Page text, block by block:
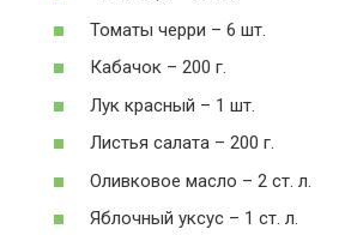
Томаты черри – 6 шт.
Кабачок – 200 г.
Лук красный – 1 шт.
Листья салата – 200 г.
Оливковое масло – 2 ст. л.
Яблочный уксус – 1 ст. л.